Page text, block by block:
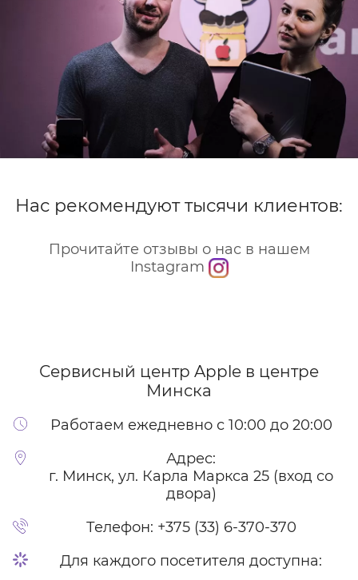
Нас рекомендуют тысячи клиентов:
Прочитайте отзывы о нас в нашем
Instagram
Сервисный центр Apple в центре
Минска
Работаем ежедневно с 10:00 до 20:00
Адрес:
г. Минск, ул. Карла Маркса 25 (вход со
двора)
Телефон: +375 (33) 6-370-370
Для каждого посетителя доступна: